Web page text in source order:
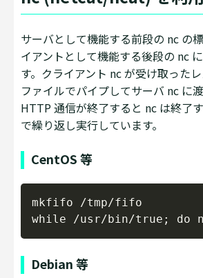
サーバとして機能する前段の nc の
イアントとして機能する後段の nc
す。クライアント nc が受け取った
ファイルでパイプしてサーバ nc に
HTTP 通信が終了すると nc は終了
で繰り返し実行しています。
CentOS 等
mkfifo /tmp/fifo
Debian 等